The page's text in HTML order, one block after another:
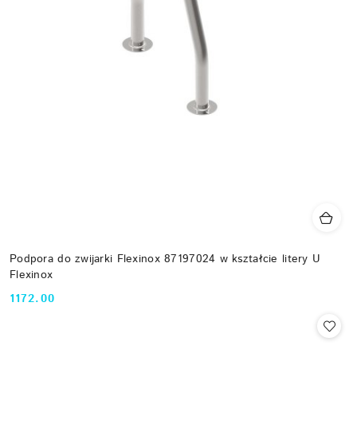
Podpora do zwijarki Flexinox 87197024 w kształcie litery U
Flexinox
Cena:
1172.00